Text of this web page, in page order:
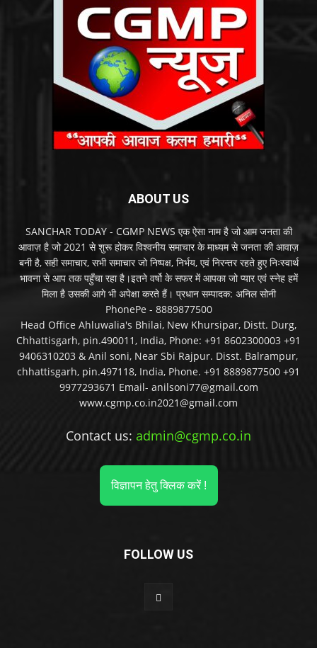
ABOUT US
SANCHAR TODAY - CGMP NEWS एक ऐसा नाम है जो आम जनता की
आवाज़ है जो 2021 से शुरू होकर विश्वनीय समाचार के माध्यम से जनता की आवाज़
बनी है, सही समाचार, सभी समाचार जो निष्पक्ष, निर्भय, एवं निरन्तर रहते हुए निःस्वार्थ
भावना से आप तक पहुँचा रहा है।इतने वर्षो के सफर में आपका जो प्यार एवं स्नेह हमें
मिला है उसकी आगे भी अपेक्षा करते हैं। प्रधान सम्पादक: अनिल सोनी
PhonePe - 8889877500
Head Office Ahluwalia's Bhilai, New Khursipar, Distt. Durg,
Chhattisgarh, pin.490011, India, Phone: +91 8602300003 +91
9406310203 & Anil soni, Near Sbi Rajpur. Disst. Balrampur,
chhattisgarh, pin.497118, India, Phone. +91 8889877500 +91
9977293671 Email- anilsoni77@gmail.com
www.cgmp.co.in2021@gmail.com
Contact us: admin@cgmp.co.in
विज्ञापन हेतु क्लिक करें !
FOLLOW US